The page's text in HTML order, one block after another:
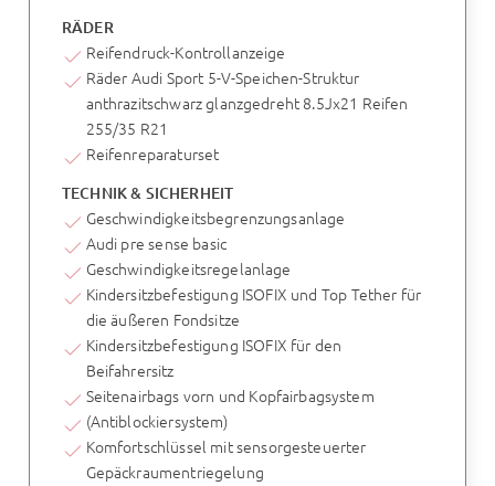
RÄDER
Reifendruck-Kontrollanzeige
Räder Audi Sport 5-V-Speichen-Struktur
anthrazitschwarz glanzgedreht 8.5Jx21 Reifen
255/35 R21
Reifenreparaturset
TECHNIK & SICHERHEIT
Geschwindigkeitsbegrenzungsanlage
Audi pre sense basic
Geschwindigkeitsregelanlage
Kindersitzbefestigung ISOFIX und Top Tether für
die äußeren Fondsitze
Kindersitzbefestigung ISOFIX für den
Beifahrersitz
Seitenairbags vorn und Kopfairbagsystem
(Antiblockiersystem)
Komfortschlüssel mit sensorgesteuerter
Gepäckraumentriegelung